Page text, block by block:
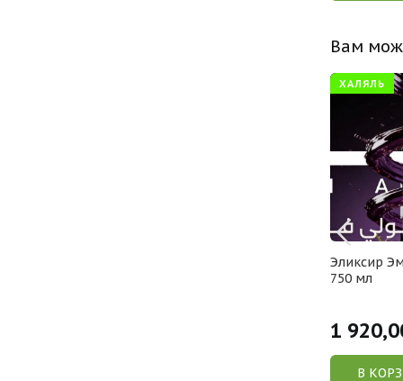
Вам
ХАЛЯЛЬ
Эликсир
750 мл
1
В